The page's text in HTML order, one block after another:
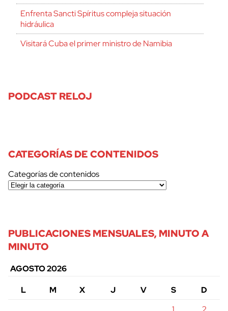
Enfrenta Sancti Spíritus compleja situación
hidráulica
Visitará Cuba el primer ministro de Namibia
PODCAST RELOJ
CATEGORÍAS DE CONTENIDOS
Categorías de contenidos
PUBLICACIONES MENSUALES, MINUTO A
MINUTO
AGOSTO 2026
L
M X J V S
D